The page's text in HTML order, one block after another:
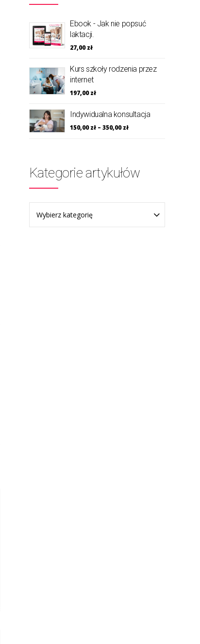
Ebook - Jak nie popsuć
laktacji.
27,00zł
Kurs szkoły rodzenia przez
internet
197,00zł
Indywidualna konsultacja
150,00zł – 350,00zł
Kategorie artykułów
Wybierz kategorię